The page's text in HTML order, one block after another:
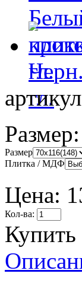
Размер:
Размер
Плитка / МДФ
Цена:
Кол-ва:
Купить